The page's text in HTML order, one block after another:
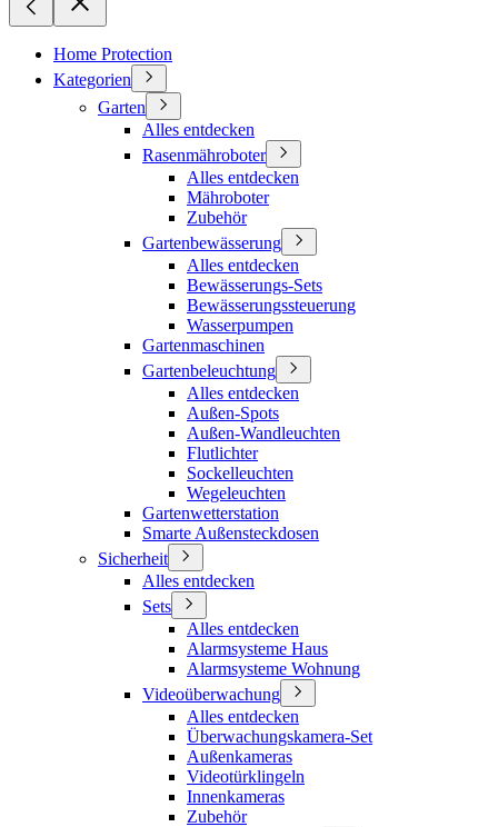
Home Protection
Kategorien
Garten
Alles entdecken
Rasenmähroboter
Alles entdecken
Mähroboter
Zubehör
Gartenbewässerung
Alles entdecken
Bewässerungs-Sets
Bewässerungssteuerung
Wasserpumpen
Gartenmaschinen
Gartenbeleuchtung
Alles entdecken
Außen-Spots
Außen-Wandleuchten
Flutlichter
Sockelleuchten
Wegeleuchten
Gartenwetterstation
Smarte Außensteckdosen
Sicherheit
Alles entdecken
Sets
Alles entdecken
Alarmsysteme Haus
Alarmsysteme Wohnung
Videoüberwachung
Alles entdecken
Überwachungskamera-Set
Außenkameras
Videotürklingeln
Innenkameras
Zubehör